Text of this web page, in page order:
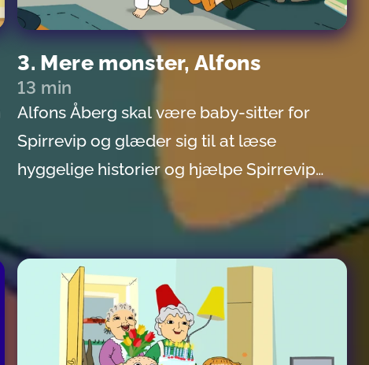
3. Mere monster, Alfons
13 min
Alfons Åberg skal være baby-sitter for
Spirrevip og glæder sig til at læse
hyggelige historier og hjælpe Spirrevip
med alt muligt. Men det bliver ikke helt
som Alfons havde tænkt sig. Spirrevip "kan
selv" og vil slet ikke høre hyggelige
historier.